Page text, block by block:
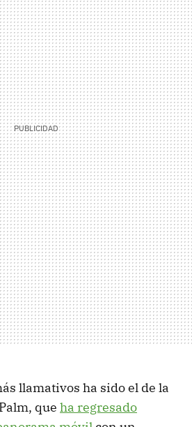
llamativos ha sido el de la
que ha regresado